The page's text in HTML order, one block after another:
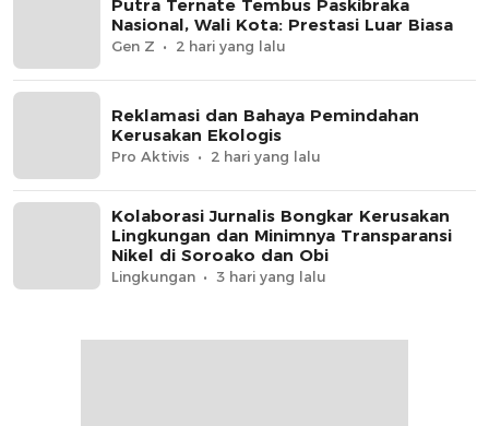
Putra Ternate Tembus Paskibraka
Nasional, Wali Kota: Prestasi Luar Biasa
Gen Z 2 hari yang lalu
Reklamasi dan Bahaya Pemindahan
Kerusakan Ekologis
Pro Aktivis 2 hari yang lalu
Kolaborasi Jurnalis Bongkar Kerusakan
Lingkungan dan Minimnya Transparansi
Nikel di Soroako dan Obi
Lingkungan 3 hari yang lalu